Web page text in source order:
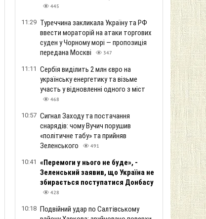
445
11:29 Туреччина закликала Україну та РФ
ввести мораторій на атаки торгових
суден у Чорному морі — пропозиція
передана Москві
347
11:11 Сербія виділить 2 млн євро на
українську енергетику та візьме
участь у відновленні одного з міст
468
10:57 Сигнал Заходу та постачання
снарядів: чому Вучич порушив
«політичне табу» та прийняв
Зеленського
491
10:41 «Перемоги у нього не буде», -
Зеленський заявив, що Україна не
збирається поступатися Донбасу
428
10:18 Подвійний удар по Салтівському